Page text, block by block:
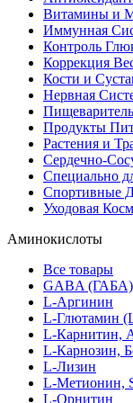
Витамины и
Иммунная
Контроль
Коррекция
Кости и
Нервная
Продукты
Растения и
Сердечно-
Специально
Спортивные
Уходовая
Аминокислоты
Все товары
GABA
L-Аргинин
L-Глютамин
L-Карнитин,
L-Карнозин,
L-Лизин
L-Метионин,
L-Орнитин